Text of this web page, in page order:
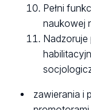
Pełni
naukowej
zawierania i